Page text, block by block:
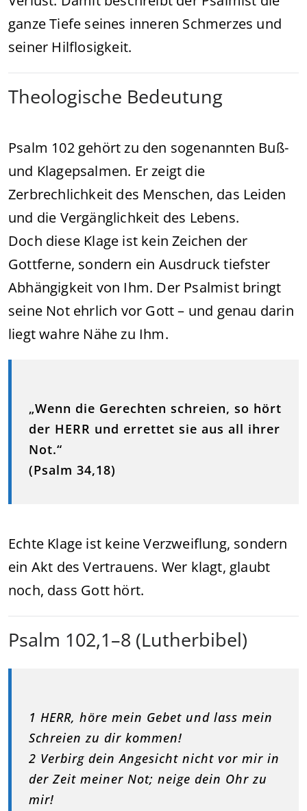
ganze Tiefe seines inneren Schmerzes und
seiner Hilflosigkeit.
Theologische Bedeutung
Psalm 102 gehört zu den sogenannten Buß-
und Klagepsalmen. Er zeigt die
Zerbrechlichkeit des Menschen, das Leiden
und die Vergänglichkeit des Lebens.
Doch diese Klage ist kein Zeichen der
Gottferne, sondern ein Ausdruck tiefster
Abhängigkeit von Ihm. Der Psalmist bringt
seine Not ehrlich vor Gott – und genau darin
liegt wahre Nähe zu Ihm.
„Wenn die Gerechten schreien, so hört
der HERR und errettet sie aus all ihrer
Not.“
(Psalm 34,18)
Echte Klage ist keine Verzweiflung, sondern
ein Akt des Vertrauens. Wer klagt, glaubt
noch, dass Gott hört.
Psalm 102,1–8 (Lutherbibel)
1 HERR, höre mein Gebet und lass mein
Schreien zu dir kommen!
2 Verbirg dein Angesicht nicht vor mir in
der Zeit meiner Not; neige dein Ohr zu
mir!